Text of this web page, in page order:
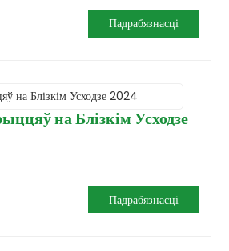
Падрабязнасці
на Блізкім Усходзе
Падрабязнасці